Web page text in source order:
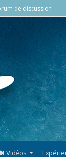
de discussion
Vidéos